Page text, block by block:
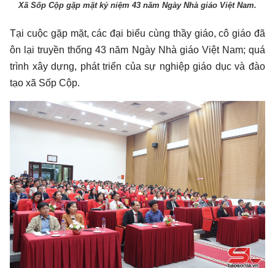
Xã Sốp Cộp gặp mặt kỷ niệm 43 năm Ngày Nhà giáo Việt Nam.
Tại cuộc gặp mặt, các đại biểu cùng thầy giáo, cô giáo đã
ôn lại truyền thống 43 năm Ngày Nhà giáo Việt Nam; quá
trình xây dựng, phát triển của sự nghiệp giáo dục và đào
tạo xã Sốp Cộp.